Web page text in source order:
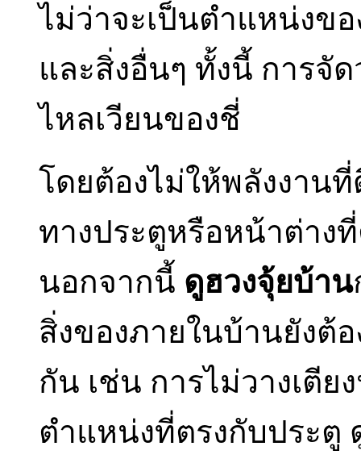
ไม่ว่าจะเป็นตำแหน่งข
และสิ่งอื่นๆ ทั้งนี้ การจั
ไหลเวียนของชี่
โดยต้องไม่ให้พลังงาน
ทางประตูหรือหน้าต่าง
นอกจากนี้ ดูฮวงจุ้ยบ้าน
สิ่งของภายในบ้านยังต้
กัน เช่น การไม่วางเตีย
ตำแหน่งที่ตรงกับประตู